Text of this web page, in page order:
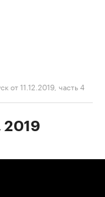
от 11.12.2019, часть 4
2019